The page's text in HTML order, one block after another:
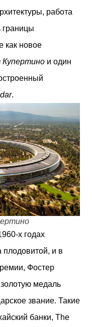
работа
границы
как новое
Купертино и один
.
х годах
плодовитой, и в
Фостер
медаль
звание. Такие
банки, The